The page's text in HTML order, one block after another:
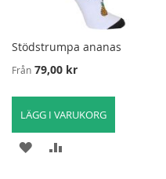
Stödstrumpa ananas
Från 79,00 kr
LÄGG I VARUKORG
LÄGG